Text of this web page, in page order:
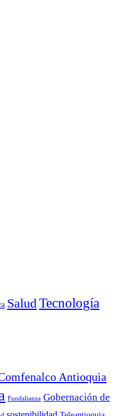
SaludTecnología
Antioquia
Fundalianza Gobernación de